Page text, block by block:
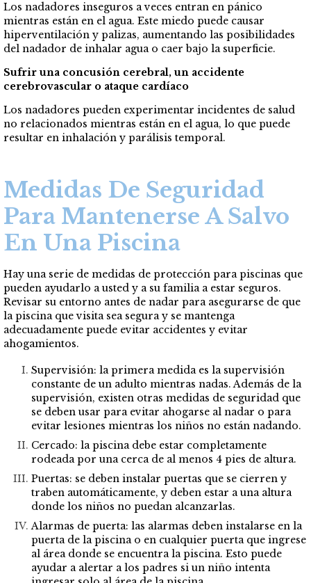
Los nadadores inseguros a veces entran en pánico
mientras están en el agua. Este miedo puede causar
hiperventilación y palizas, aumentando las posibilidades
del nadador de inhalar agua o caer bajo la superficie.
Sufrir una concusión cerebral, un accidente
cerebrovascular o ataque cardíaco
Los nadadores pueden experimentar incidentes de salud
no relacionados mientras están en el agua, lo que puede
resultar en inhalación y parálisis temporal.
Medidas De Seguridad
Para Mantenerse A Salvo
En Una Piscina
Hay una serie de medidas de protección para piscinas que
pueden ayudarlo a usted y a su familia a estar seguros.
Revisar su entorno antes de nadar para asegurarse de que
la piscina que visita sea segura y se mantenga
adecuadamente puede evitar accidentes y evitar
ahogamientos.
Supervisión: la primera medida es la supervisión
constante de un adulto mientras nadas. Además de la
supervisión, existen otras medidas de seguridad que
se deben usar para evitar ahogarse al nadar o para
evitar lesiones mientras los niños no están nadando.
Cercado: la piscina debe estar completamente
rodeada por una cerca de al menos 4 pies de altura.
Puertas: se deben instalar puertas que se cierren y
traben automáticamente, y deben estar a una altura
donde los niños no puedan alcanzarlas.
Alarmas de puerta: las alarmas deben instalarse en la
puerta de la piscina o en cualquier puerta que ingrese
al área donde se encuentra la piscina. Esto puede
ayudar a alertar a los padres si un niño intenta